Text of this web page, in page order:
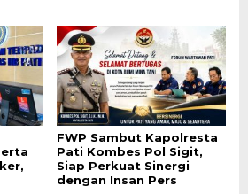
FWP Sambut Kapolresta
Pati Kombes Pol Sigit,
Siap Perkuat Sinergi
dengan Insan Pers